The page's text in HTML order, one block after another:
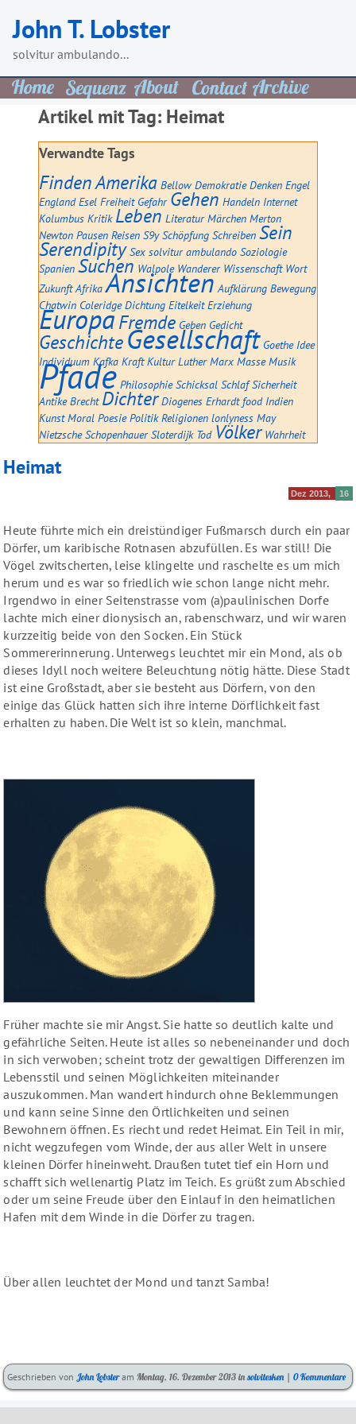
content
John T. Lobster
solvitur ambulando...
Artikel mit Tag: Heimat
Verwandte Tags
FindenAmerika Bellow Demokratie Denken Engel
England Esel Freiheit Gefahr Gehen Handeln Internet
Kolumbus Kritik Leben Literatur Märchen Merton
Newton Pausen Reisen S9y Schöpfung Schreiben Sein
Serendipity Sex solvitur ambulando Soziologie
Spanien Suchen Walpole Wanderer Wissenschaft Wort
Zukunft Afrika Ansichten Aufklärung Bewegung
Chatwin Coleridge Dichtung Eitelkeit Erziehung
EuropaFremde Geben Gedicht
GeschichteGesellschaft Goethe Idee
Individuum Kafka Kraft Kultur Luther Marx Masse Musik
Pfade Philosophie Schicksal Schlaf Sicherheit
Antike Brecht Dichter Diogenes Erhardt food Indien
Kunst Moral Poesie Politik Religionen lonlyness May
Nietzsche Schopenhauer Sloterdijk Tod Völker Wahrheit
Heimat
Dez 2013 16
Heute führte mich ein dreistündiger Fußmarsch durch ein paar
Dörfer, um karibische Rotnasen abzufüllen. Es war still! Die
Vögel zwitscherten, leise klingelte und raschelte es um mich
herum und es war so friedlich wie schon lange nicht mehr.
Irgendwo in einer Seitenstrasse vom (a)paulinischen Dorfe
lachte mich einer dionysisch an, rabenschwarz, und wir waren
kurzzeitig beide von den Socken. Ein Stück
Sommererinnerung. Unterwegs leuchtet mir ein Mond, als ob
dieses Idyll noch weitere Beleuchtung nötig hätte. Diese Stadt
ist eine Großstadt, aber sie besteht aus Dörfern, von den
einige das Glück hatten sich ihre interne Dörflichkeit fast
erhalten zu haben. Die Welt ist so klein, manchmal.
Früher machte sie mir Angst. Sie hatte so deutlich kalte und
gefährliche Seiten. Heute ist alles so nebeneinander und doch
in sich verwoben; scheint trotz der gewaltigen Differenzen im
Lebensstil und seinen Möglichkeiten miteinander
auszukommen. Man wandert hindurch ohne Beklemmungen
und kann seine Sinne den Örtlichkeiten und seinen
Bewohnern öffnen. Es riecht und redet Heimat. Ein Teil in mir,
nicht wegzufegen vom Winde, der aus aller Welt in unsere
kleinen Dörfer hineinweht. Draußen tutet tief ein Horn und
schafft sich wellenartig Platz im Teich. Es grüßt zum Abschied
oder um seine Freude über den Einlauf in den heimatlichen
Hafen mit dem Winde in die Dörfer zu tragen.
Über allen leuchtet der Mond und tanzt Samba!
Geschrieben vonJohn Lobsteram Montag, 16. Dezember 2013 inKategorien:
solvitesken |0 Kommentare